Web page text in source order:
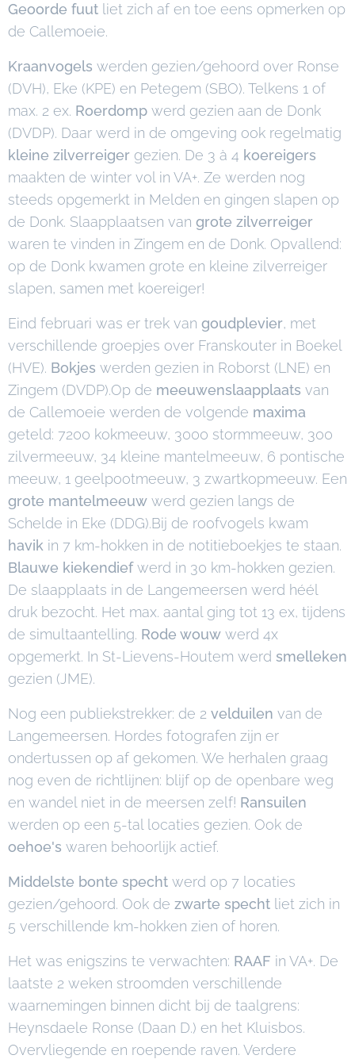
Geoorde fuut liet zich af en toe eens opmerken op
de Callemoeie.
Kraanvogels werden gezien/gehoord over Ronse
(DVH), Eke (KPE) en Petegem (SBO). Telkens 1 of
max. 2 ex. Roerdomp werd gezien aan de Donk
(DVDP). Daar werd in de omgeving ook regelmatig
kleine zilverreiger gezien. De 3 à 4 koereigers
maakten de winter vol in VA+. Ze werden nog
steeds opgemerkt in Melden en gingen slapen op
de Donk. Slaapplaatsen van grote zilverreiger
waren te vinden in Zingem en de Donk. Opvallend:
op de Donk kwamen grote en kleine zilverreiger
slapen, samen met koereiger!
Eind februari was er trek van goudplevier, met
verschillende groepjes over Franskouter in Boekel
(HVE). Bokjes werden gezien in Roborst (LNE) en
Zingem (DVDP).Op de meeuwenslaapplaats van
de Callemoeie werden de volgende maxima
geteld: 7200 kokmeeuw, 3000 stormmeeuw, 300
zilvermeeuw, 34 kleine mantelmeeuw, 6 pontische
meeuw, 1 geelpootmeeuw, 3 zwartkopmeeuw. Een
grote mantelmeeuw werd gezien langs de
Schelde in Eke (DDG).Bij de roofvogels kwam
havik in 7 km-hokken in de notitieboekjes te staan.
Blauwe kiekendiefwerd in 30 km-hokken gezien.
De slaapplaats in de Langemeersen werd héél
druk bezocht. Het max. aantal ging tot 13 ex, tijdens
de simultaantelling. Rode wouw werd 4x
opgemerkt. In St-Lievens-Houtem werd smelleken
gezien (JME).
Nog een publiekstrekker: de 2 velduilen van de
Langemeersen. Hordes fotografen zijn er
ondertussen op af gekomen. We herhalen graag
nog even de richtlijnen: blijf op de openbare weg
en wandel niet in de meersen zelf! Ransuilen
werden op een 5-tal locaties gezien. Ook de
oehoe's waren behoorlijk actief.
Middelste bonte specht werd op 7 locaties
gezien/gehoord. Ook de zwarte specht liet zich in
5 verschillende km-hokken zien of horen.
Het was enigszins te verwachten: RAAF in VA+. De
laatste 2 weken stroomden verschillende
waarnemingen binnen dicht bij de taalgrens:
Heynsdaele Ronse (Daan D.) en het Kluisbos.
Overvliegende en roepende raven. Verdere